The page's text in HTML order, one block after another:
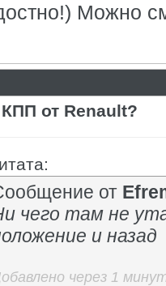
Можно
от Renault?
от
чего там не
и назад
через 1